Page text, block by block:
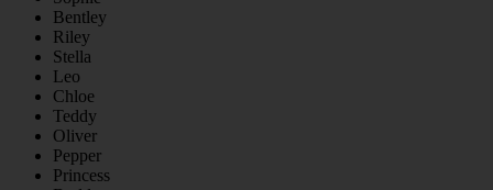
Bentley
Riley
Stella
Leo
Chloe
Teddy
Oliver
Pepper
Princess